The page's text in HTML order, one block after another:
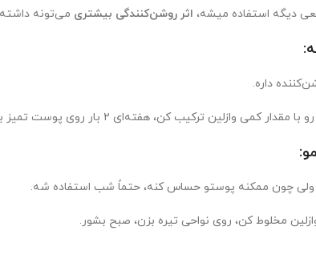
دیگه استفاده میشه، اثر روشن‌کنندگی بیشتری می‌تونه
داره.
کن، هفته‌ای ۲ بار روی پوست تمیز بزن، بعد از ۱۵ دقیقه بشور.
ولی چون ممکنه پوستو حساس کنه، حتماً شب استفاده شه.
مخلوط کن، روی نواحی تیره بزن، صبح بشور.